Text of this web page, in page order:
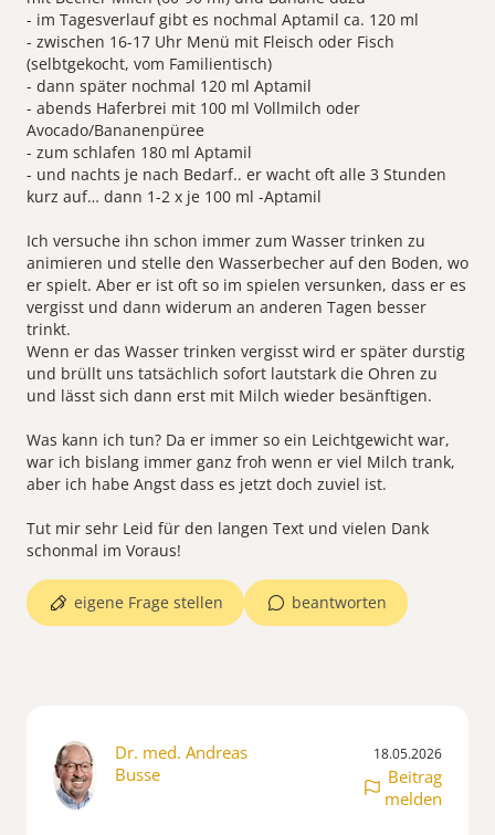
- ⁠im Tagesverlauf gibt es nochmal Aptamil ca. 120 ml
- ⁠zwischen 16-17 Uhr Menü mit Fleisch oder Fisch
(selbtgekocht, vom Familientisch)
- dann später nochmal 120 ml Aptamil
- ⁠abends Haferbrei mit 100 ml Vollmilch oder
Avocado/Bananenpüree
- ⁠zum schlafen 180 ml Aptamil
- ⁠und nachts je nach Bedarf.. er wacht oft alle 3 Stunden
kurz auf… dann 1-2 x je 100 ml -Aptamil
Ich versuche ihn schon immer zum Wasser trinken zu
animieren und stelle den Wasserbecher auf den Boden, wo
er spielt. Aber er ist oft so im spielen versunken, dass er es
vergisst und dann widerum an anderen Tagen besser
trinkt.
Wenn er das Wasser trinken vergisst wird er später durstig
und brüllt uns tatsächlich sofort lautstark die Ohren zu
und lässt sich dann erst mit Milch wieder besänftigen.
Was kann ich tun? Da er immer so ein Leichtgewicht war,
war ich bislang immer ganz froh wenn er viel Milch trank,
aber ich habe Angst dass es jetzt doch zuviel ist.
Tut mir sehr Leid für den langen Text und vielen Dank
schonmal im Voraus!
beantworten
eigene Frage stellen
Dr. med. Andreas
Busse
18.05.2026
Beitrag
melden